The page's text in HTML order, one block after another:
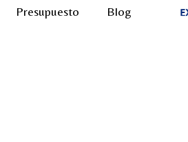
Presupuesto
Blog